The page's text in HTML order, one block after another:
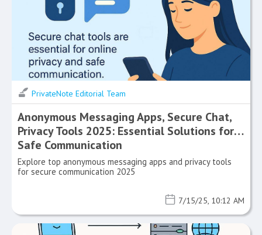
PrivateNote Editorial Team
Anonymous Messaging Apps, Secure Chat,
Privacy Tools 2025: Essential Solutions for
Safe Communication
Explore top anonymous messaging apps and privacy tools
for secure communication 2025
7/15/25, 10:12 AM